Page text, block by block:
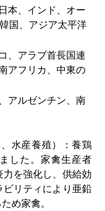
本、インド、オー
国、アジア太平洋
、アラブ首長国連
アフリカ、中東の
アルゼンチン、南
水産養殖）：養鶏
した。家禽生産者
を強化し、供給効
リティにより亜鉛
め家禽。